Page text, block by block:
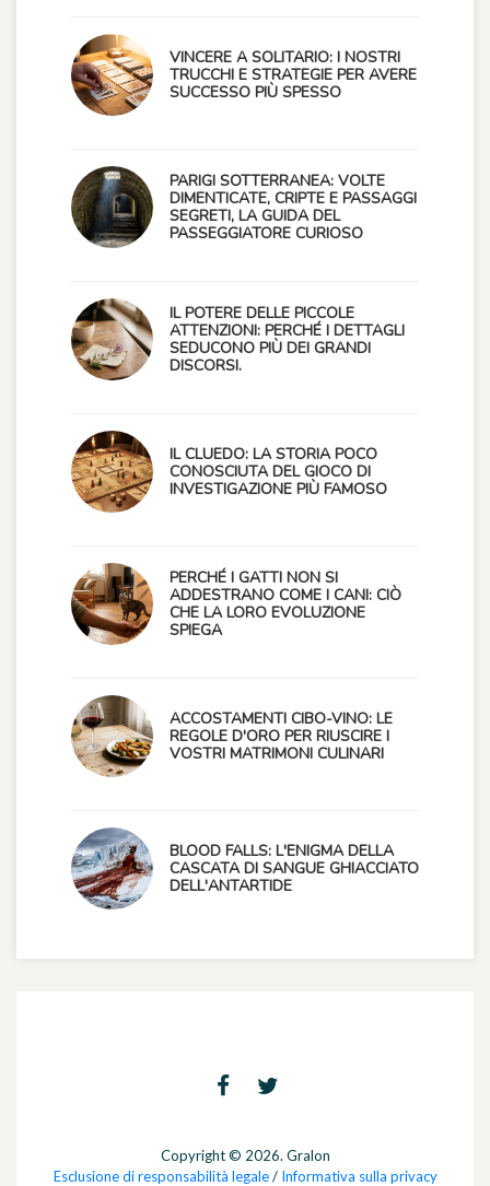
VINCERE A SOLITARIO: I NOSTRI
TRUCCHI E STRATEGIE PER AVERE
SUCCESSO PIÙ SPESSO
PARIGI SOTTERRANEA: VOLTE
DIMENTICATE, CRIPTE E PASSAGGI
SEGRETI, LA GUIDA DEL
PASSEGGIATORE CURIOSO
IL POTERE DELLE PICCOLE
ATTENZIONI: PERCHÉ I DETTAGLI
SEDUCONO PIÙ DEI GRANDI
DISCORSI.
IL CLUEDO: LA STORIA POCO
CONOSCIUTA DEL GIOCO DI
INVESTIGAZIONE PIÙ FAMOSO
PERCHÉ I GATTI NON SI
ADDESTRANO COME I CANI: CIÒ
CHE LA LORO EVOLUZIONE
SPIEGA
ACCOSTAMENTI CIBO-VINO: LE
REGOLE D'ORO PER RIUSCIRE I
VOSTRI MATRIMONI CULINARI
BLOOD FALLS: L'ENIGMA DELLA
CASCATA DI SANGUE GHIACCIATO
DELL'ANTARTIDE
Copyright © 2026. Gralon
Esclusione di responsabilità legale/ Informativa sulla privacy